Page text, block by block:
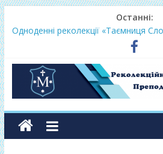
Останні:
Одноденні реколекції «Таємниця
Lectio Divina – єв.Матея 2026
Нове життя в Христі – осінь 2026
Фундамент у вересні 2026